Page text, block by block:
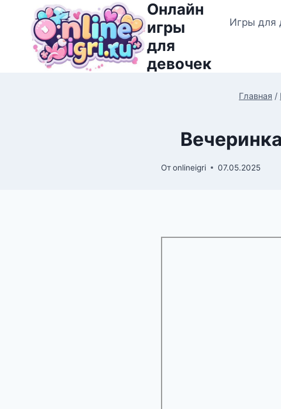
Перейти
содержимому
Онлайн
игры
для
девочек
Игры для
Главная /
Отonlineigri 07.05.2025